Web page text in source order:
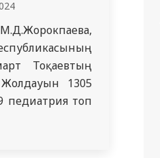
Тоқаевтың
1305
педиатрия топ
Куратор